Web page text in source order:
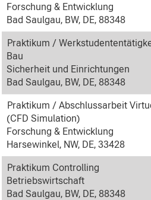
Forschung & Entwicklung
Bad Saulgau, BW, DE, 88348
Praktikum /
Bau
Sicherheit und Einrichtungen
Bad Saulgau, BW, DE, 88348
Praktikum / Abschlussarbeit
(CFD Simulation)
Forschung & Entwicklung
Harsewinkel, NW, DE, 33428
Praktikum Controlling
Betriebswirtschaft
Bad Saulgau, BW, DE, 88348